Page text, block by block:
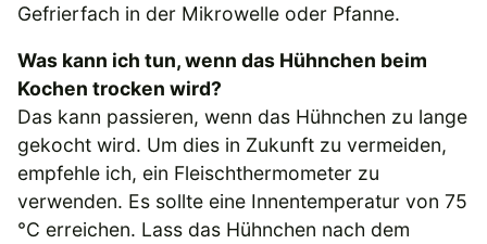
Gefrierfach in der Mikrowelle oder Pfanne.
Was kann ich tun, wenn das Hühnchen beim
Kochen trocken wird?
Das kann passieren, wenn das Hühnchen zu lange
gekocht wird. Um dies in Zukunft zu vermeiden,
empfehle ich, ein Fleischthermometer zu
verwenden. Es sollte eine Innentemperatur von 75
°C erreichen. Lass das Hühnchen nach dem